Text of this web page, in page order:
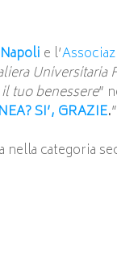
e l’
Universitaria
tuo benessere”
SI’, GRAZIE.”
categoria